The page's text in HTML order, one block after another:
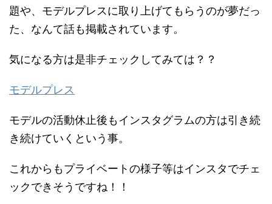
題や、モデルプレスに取り上げてもらうのが夢だっ
た、なんて話も掲載されています。
気になる方は是非チェックしてみては？？
モデルプレス
モデルの活動休止後もインスタグラムの方は引き続
き続けていくという事。
これからもプライベートの様子等はインスタでチェ
ックできそうですね！！